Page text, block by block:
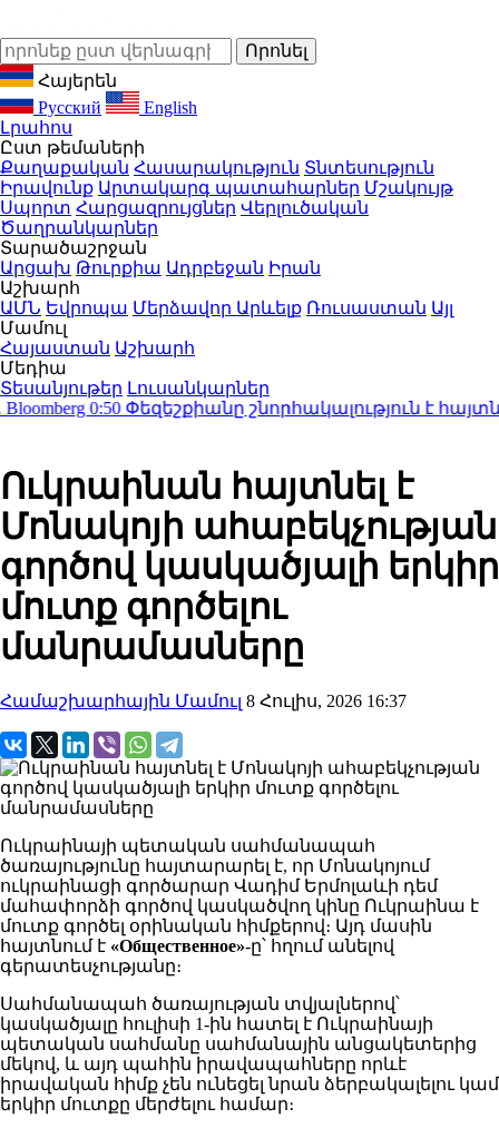
Հայերեն
Русский
English
Լրահոս
Ըստ թեմաների
Քաղաքական Հասարակություն Տնտեսություն
Իրավունք Արտակարգ պատահարներ Մշակույթ
Սպորտ Հարցազրույցներ Վերլուծական
Ծաղրանկարներ
Տարածաշրջան
Արցախ Թուրքիա Ադրբեջան Իրան
Աշխարհ
ԱՄՆ Եվրոպա Մերձավոր Արևելք Ռուսաստան Այլ
Մամուլ
Հայաստան Աշխարհ
Մեդիա
Տեսանյութեր Լուսանկարներ
0:50Փեզեշքիանը շնորհակալություն է
Ուկրաինան հայտնել է
Մոնակոյի ահաբեկչության
գործով կասկածյալի երկիր
մուտք գործելու
մանրամասները
Համաշխարհային Մամուլ 8 Հուլիս, 2026 16:37
Ուկրաինայի պետական սահմանապահ
ծառայությունը հայտարարել է, որ Մոնակոյում
ուկրաինացի գործարար Վադիմ Երմոլաևի դեմ
մահափորձի գործով կասկածվող կինը Ուկրաինա է
մուտք գործել օրինական հիմքերով։ Այդ մասին
հայտնում է «Общественное»-ը՝ հղում անելով
գերատեսչությանը։
Սահմանապահ ծառայության տվյալներով՝
կասկածյալը հուլիսի 1-ին հատել է Ուկրաինայի
պետական սահմանը սահմանային անցակետերից
մեկով, և այդ պահին իրավապահները որևէ
իրավական հիմք չեն ունեցել նրան ձերբակալելու կամ
երկիր մուտքը մերժելու համար։